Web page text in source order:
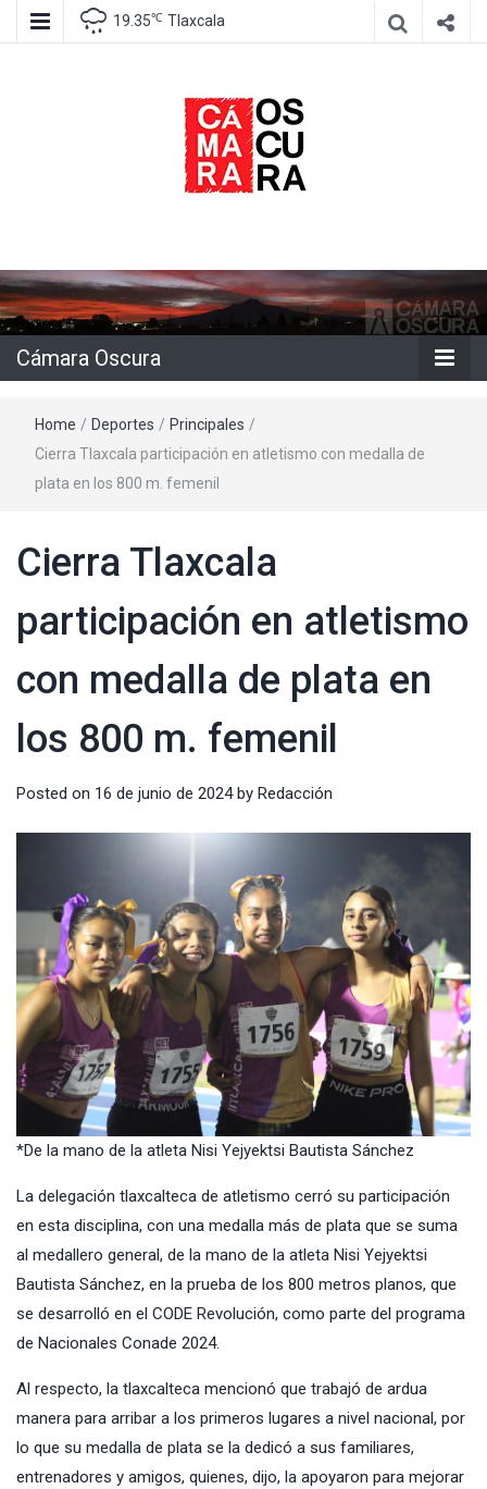
19.35℃ Tlaxcala
Cámara
Oscura
Cámara Oscura
Home / Deportes / Principales /
Cierra Tlaxcala participación en atletismo con medalla de
plata en los 800 m. femenil
Cierra Tlaxcala
participación en atletismo
con medalla de plata en
los 800 m. femenil
Posted on 16 de junio de 2024by Redacción
*De la mano de la atleta Nisi Yejyektsi Bautista Sánchez
La delegación tlaxcalteca de atletismo cerró su participación
en esta disciplina, con una medalla más de plata que se suma
al medallero general, de la mano de la atleta Nisi Yejyektsi
Bautista Sánchez, en la prueba de los 800 metros planos, que
se desarrolló en el CODE Revolución, como parte del programa
de Nacionales Conade 2024.
Al respecto, la tlaxcalteca mencionó que trabajó de ardua
manera para arribar a los primeros lugares a nivel nacional, por
lo que su medalla de plata se la dedicó a sus familiares,
entrenadores y amigos, quienes, dijo, la apoyaron para mejorar